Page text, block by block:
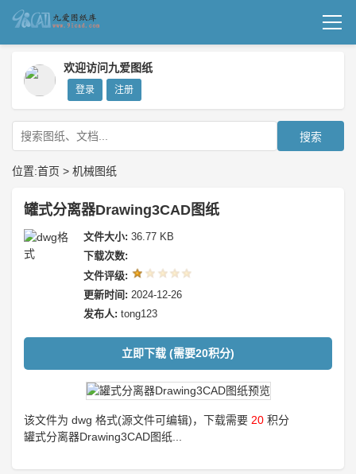
机械图纸
成套图纸
技术文档
我要上传
欢迎访问九爱图纸
登录 注册
搜索
位置:首页 > 机械图纸
罐式分离器Drawing3CAD图纸
文件大小: 36.77 KB
下载次数:
文件评级:
更新时间: 2024-12-26
发布人: tong123
立即下载 (需要20积分)
该文件为 dwg 格式(源文件可编辑)，下载需要 20 积分
罐式分离器Drawing3CAD图纸...